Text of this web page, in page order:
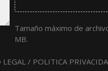
Tamaño máximo de
MB.
/ POLITICA